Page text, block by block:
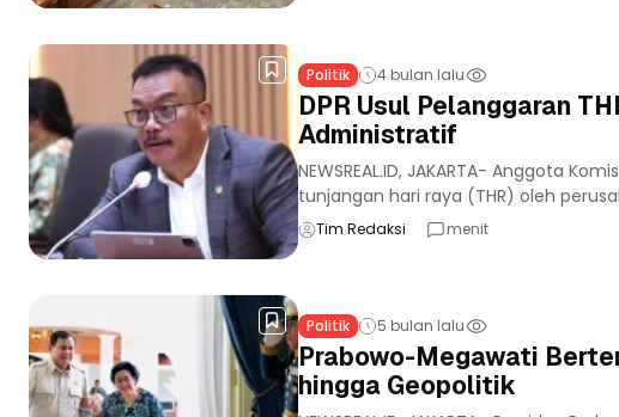
Politik 4 bulan lalu
DPR Usul Pelanggaran
Administratif
NEWSREAL.ID, JAKARTA- Anggota
tunjangan hari raya (THR) oleh
Tim Redaksi menit
Politik 5 bulan lalu
Prabowo-Megawati
hingga Geopolitik